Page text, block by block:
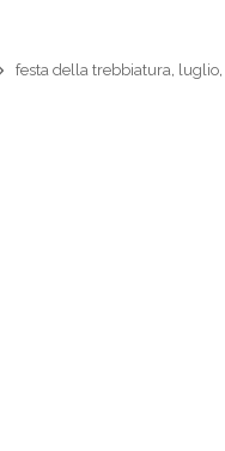
festa della trebbiatura luglio